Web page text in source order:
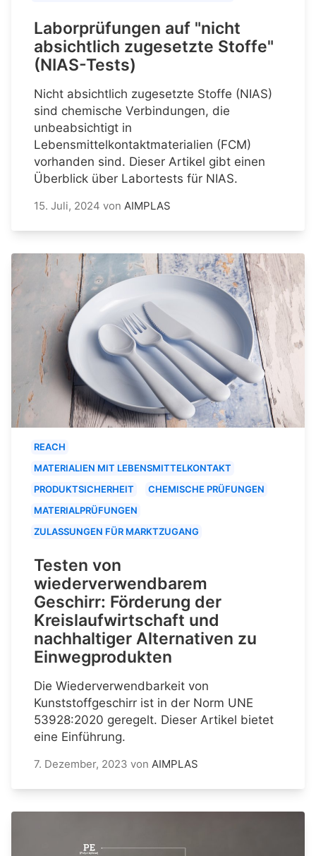
Laborprüfungen auf "nicht
absichtlich zugesetzte Stoffe"
(NIAS-Tests)
Nicht absichtlich zugesetzte Stoffe (NIAS)
sind chemische Verbindungen, die
unbeabsichtigt in
Lebensmittelkontaktmaterialien (FCM)
vorhanden sind. Dieser Artikel gibt einen
Überblick über Labortests für NIAS.
15. Juli, 2024 von AIMPLAS
REACH
MATERIALIEN MIT LEBENSMITTELKONTAKT
PRODUKTSICHERHEIT
CHEMISCHE PRÜFUNGEN
MATERIALPRÜFUNGEN
ZULASSUNGEN FÜR MARKTZUGANG
Testen von
wiederverwendbarem
Geschirr: Förderung der
Kreislaufwirtschaft und
nachhaltiger Alternativen zu
Einwegprodukten
Die Wiederverwendbarkeit von
Kunststoffgeschirr ist in der Norm UNE
53928:2020 geregelt. Dieser Artikel bietet
eine Einführung.
7. Dezember, 2023 von AIMPLAS